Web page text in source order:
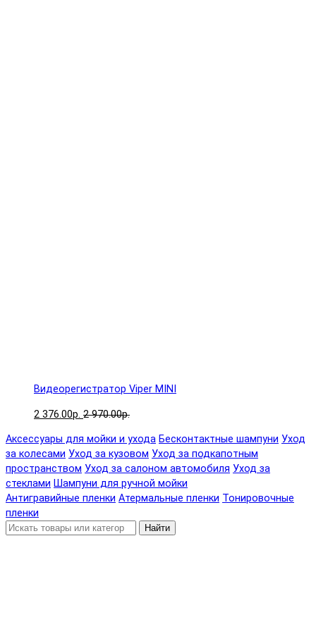
Видеорегистратор Viper MINI
2 376.00р. 2 970.00р.
Аксессуары для мойки и ухода Бесконтактные шампуни Уход
за колесами Уход за кузовом Уход за подкапотным
пространством Уход за салоном автомобиля Уход за
стеклами Шампуни для ручной мойки
Антигравийные пленки Атермальные пленки Тонировочные
пленки
Найти